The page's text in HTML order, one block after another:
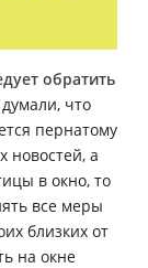
обратить
что
пернатому
новостей, а
в окно, то
все меры
близких от
на окне